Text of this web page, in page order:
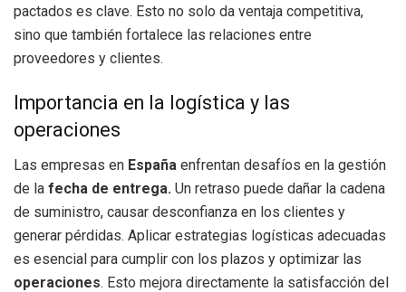
pactados es clave. Esto no solo da ventaja competitiva,
sino que también fortalece las relaciones entre
proveedores y clientes.
Importancia en la logística y las
operaciones
Las empresas en España enfrentan desafíos en la gestión
de la fecha de entrega. Un retraso puede dañar la cadena
de suministro, causar desconfianza en los clientes y
generar pérdidas. Aplicar estrategias logísticas adecuadas
es esencial para cumplir con los plazos y optimizar las
operaciones. Esto mejora directamente la satisfacción del